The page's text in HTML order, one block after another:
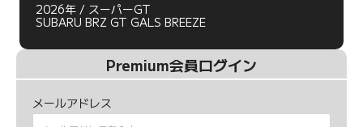
2026年 / スーパーGT
SUBARU BRZ GT GALS BREEZE
Premium会員ログイン
メールアドレス